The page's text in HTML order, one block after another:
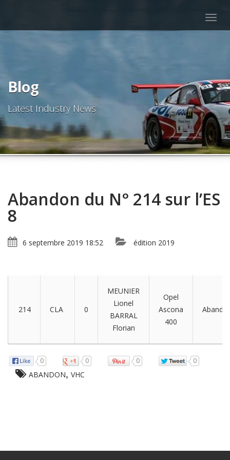
Blog
Latest Industry News
Abandon du N° 214 sur l’ES
8
6 septembre 2019 18:52 édition 2019
214 CLA 0
MEUNIER
Lionel
BARRAL
Florian
Opel
Ascona
400
0 0 0 0
ABANDON, VHC